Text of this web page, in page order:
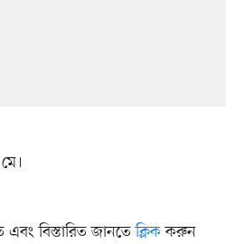
বিস্তারিত জানতেক্লিককরুন